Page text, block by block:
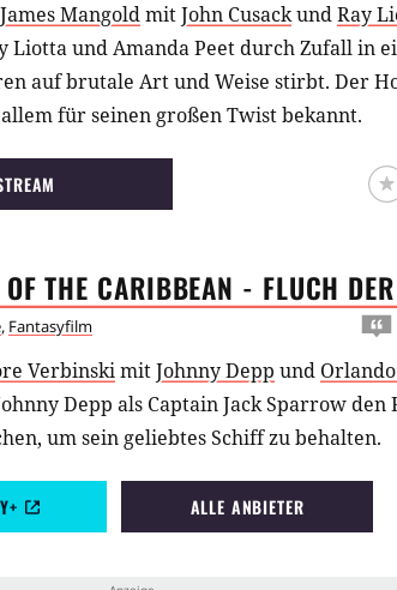
James MangoldmitJohn CusackundRay
Liotta und Amanda Peet durch Zufall in
auf brutale Art und Weise stirbt. Der
für seinen großen Twist bekannt.
OF THE CARIBBEAN - FLUCH
, Fantasyfilm
VerbinskimitJohnny Depp und
Depp als Captain Jack Sparrow den
um sein geliebtes Schiff zu behalten.
ALLE ANBIETER